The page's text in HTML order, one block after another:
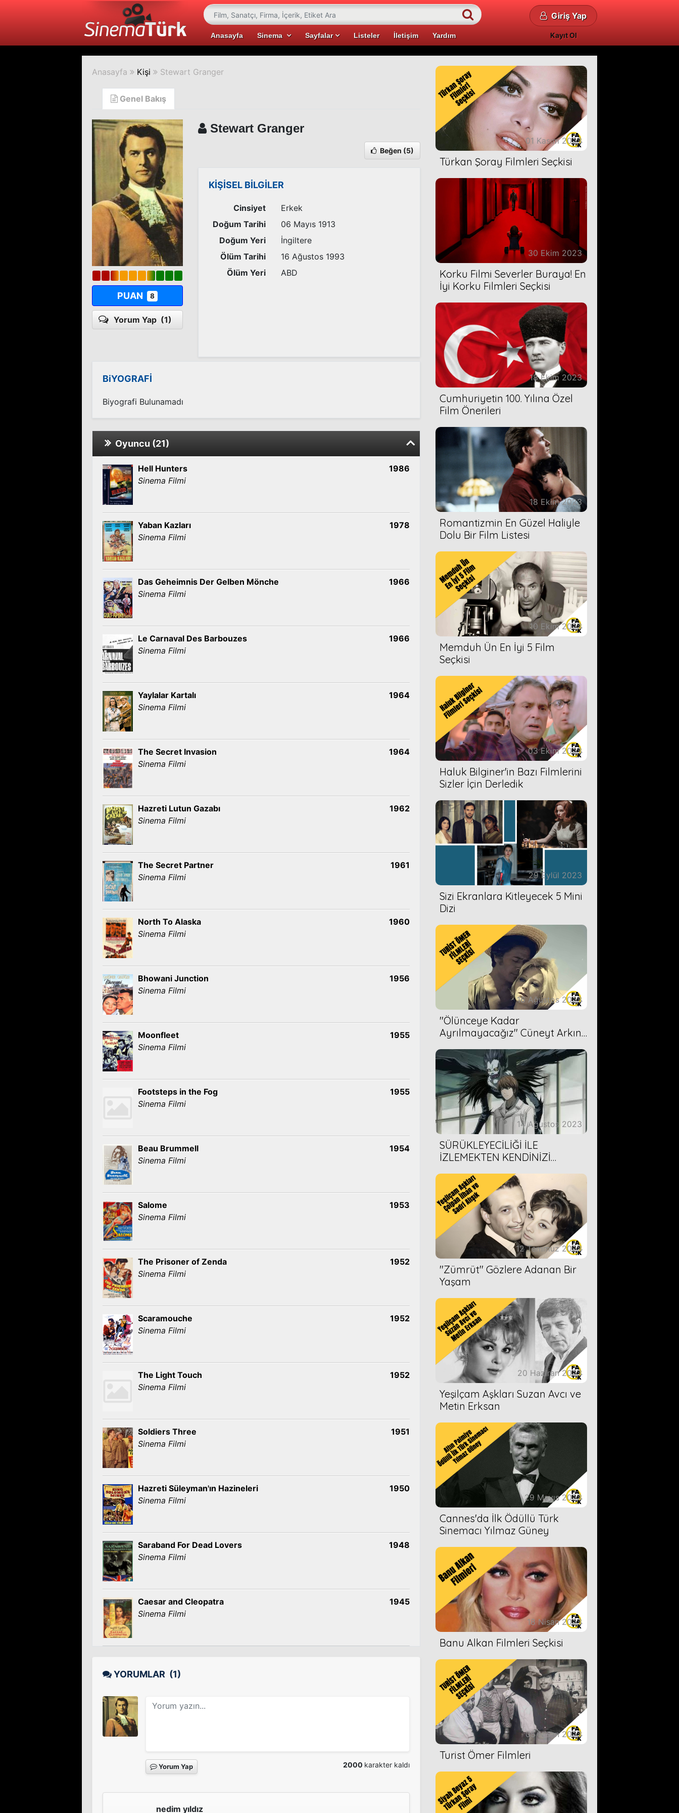
Anasayfa Sinema Sayfalar Listeler İletişim Yardım
Giriş Yap
Kayıt Ol
Anasayfa Kişi Stewart Granger
Genel Bakış
PUAN 8
Yorum Yap (1)
Stewart Granger
Beğen (5)
KİŞİSEL BİLGİLER
Cinsiyet
Erkek
Doğum Tarihi
06 Mayıs 1913
Doğum Yeri
İngiltere
Ölüm Tarihi
16 Ağustos 1993
Ölüm Yeri
ABD
BiYOGRAFİ
Biyografi Bulunamadı
Oyuncu (21)
Hell Hunters
Sinema Filmi
1986
Yaban Kazları
Sinema Filmi
1978
Das Geheimnis Der Gelben Mönche
Sinema Filmi
1966
Le Carnaval Des Barbouzes
Sinema Filmi
1966
Yaylalar Kartalı
Sinema Filmi
1964
The Secret Invasion
Sinema Filmi
1964
Hazreti Lutun Gazabı
Sinema Filmi
1962
The Secret Partner
Sinema Filmi
1961
North To Alaska
Sinema Filmi
1960
Bhowani Junction
Sinema Filmi
1956
Moonfleet
Sinema Filmi
1955
Footsteps in the Fog
Sinema Filmi
1955
Beau Brummell
Sinema Filmi
1954
Salome
Sinema Filmi
1953
The Prisoner of Zenda
Sinema Filmi
1952
Scaramouche
Sinema Filmi
1952
The Light Touch
Sinema Filmi
1952
Soldiers Three
Sinema Filmi
1951
Hazreti Süleyman'ın Hazineleri
Sinema Filmi
1950
Saraband For Dead Lovers
Sinema Filmi
1948
Caesar and Cleopatra
Sinema Filmi
1945
YORUMLAR (1)
Yorum Yap 2000 karakter kaldı
nedim yıldız
01 Kasım 2023
Türkan Şoray Filmleri Seçkisi
30 Ekim 2023
Korku Filmi Severler Buraya! En
İyi Korku Filmleri Seçkisi
18 Ekim 2023
Cumhuriyetin 100. Yılına Özel
Film Önerileri
18 Ekim 2023
Romantizmin En Güzel Haliyle
Dolu Bir Film Listesi
10 Ekim 2023
Memduh Ün En İyi 5 Film
Seçkisi
03 Ekim 2023
Haluk Bilginer'in Bazı Filmlerini
Sizler İçin Derledik
29 Eylül 2023
Sizi Ekranlara Kitleyecek 5 Mini
Dizi
16 Ağustos 2023
''Ölünceye Kadar
Ayrılmayacağız'' Cüneyt Arkın-
14 Ağustos 2023
SÜRÜKLEYECİLİĞİ İLE
İZLEMEKTEN KENDİNİZİ
ÖNERİMİZ
12 Temmuz 2023
''Zümrüt'' Gözlere Adanan Bir
Yaşam
20 Haziran 2023
Yeşilçam Aşkları Suzan Avcı ve
Metin Erksan
29 Mayıs 2023
Cannes'da İlk Ödüllü Türk
Sinemacı Yılmaz Güney
18 Nisan 2023
Banu Alkan Filmleri Seçkisi
05 Nisan 2023
Turist Ömer Filmleri